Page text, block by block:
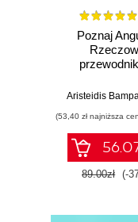
Poznaj
Angular
Wydanie
Aristeidis
(53,40 zł najniższa
89.00zł (-